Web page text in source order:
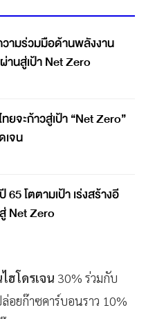
ามร่วมมือด้านพลังงาน
านสู่เป้า Net Zero
ยจะก้าวสู่เป้า “Net Zero”
เจน
65 โตตามเป้า เร่งสร้างอี
Net Zero
ฮโดรเจน 30% ร่วมกับ
อยก๊าซคาร์บอนราว 10%